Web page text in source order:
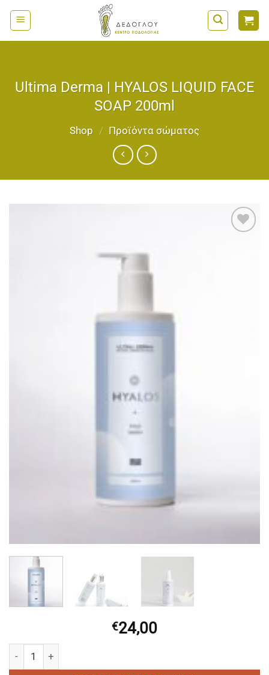
Μετάβαση
στο
περιεχόμενο
Ultima Derma | HYALOS LIQUID FACE
SOAP 200ml
Shop / Προϊόντα σώματος
€24,00
Ultima Derma | HYALOS LIQUID FACE SOAP 200ml ποσότητα